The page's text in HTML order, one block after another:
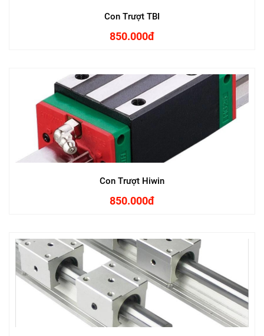
Con Trượt TBI
850.000đ
Con Trượt Hiwin
850.000đ